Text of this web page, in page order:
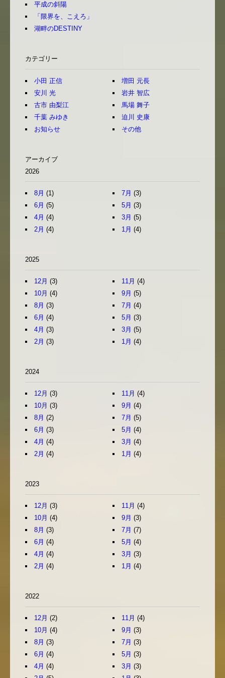
平成の斜陽
「限界を、こえろ」
湖畔のDESTINY
カテゴリー
小田 正信
増田 元長
安川 光
岩井 智広
古市 由梨江
馬場 舞子
千葉 みゆき
迫川 史康
お知らせ
その他
アーカイブ
2026
8月 (1) 7月 (3)
6月 (5) 5月 (3)
4月 (4) 3月 (5)
2月 (4) 1月 (4)
2025
12月 (3) 11月 (4)
10月 (4) 9月 (5)
8月 (3) 7月 (4)
6月 (4) 5月 (3)
4月 (3) 3月 (5)
2月 (3) 1月 (4)
2024
12月 (3) 11月 (4)
10月 (3) 9月 (4)
8月 (2) 7月 (5)
6月 (3) 5月 (4)
4月 (4) 3月 (4)
2月 (4) 1月 (4)
2023
12月 (3) 11月 (4)
10月 (4) 9月 (3)
8月 (3) 7月 (7)
6月 (4) 5月 (4)
4月 (4) 3月 (3)
2月 (4) 1月 (4)
2022
12月 (2) 11月 (4)
10月 (4) 9月 (3)
8月 (3) 7月 (3)
6月 (4) 5月 (3)
4月 (4) 3月 (3)